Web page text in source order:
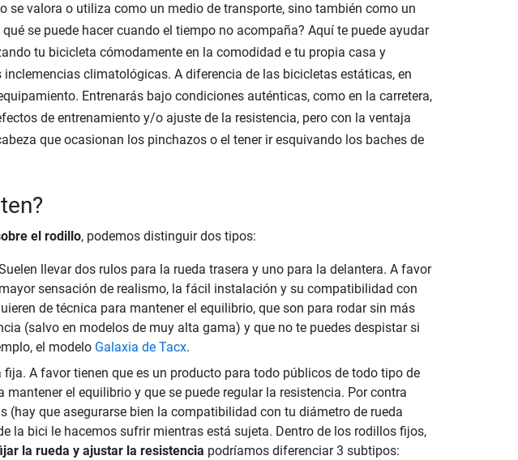
se valora o utiliza como un medio de transporte, sino también como un
se puede hacer cuando el tiempo no acompaña? Aquí te puede ayudar
tu bicicleta cómodamente en la comodidad e tu propia casa y
climatológicas. A diferencia de las bicicletas estáticas, en
Entrenarás bajo condiciones auténticas, como en la carretera,
de entrenamiento y/o ajuste de la resistencia, pero con la ventaja
que ocasionan los pinchazos o el tener ir esquivando los baches de
el rodillo, podemos distinguir dos tipos:
llevar dos rulos para la rueda trasera y uno para la delantera. A favor
sensación de realismo, la fácil instalación y su compatibilidad con
de técnica para mantener el equilibrio, que son para rodar sin más
(salvo en modelos de muy alta gama) y que no te puedes despistar si
el modelo Galaxia de Tacx.
fija. A favor tienen que es un producto para todo públicos de todo tipo de
mantener el equilibrio y que se puede regular la resistencia. Por contra
(hay que asegurarse bien la compatibilidad con tu diámetro de rueda
la bici le hacemos sufrir mientras está sujeta. Dentro de los rodillos fijos,
la rueda y ajustar la resistencia podríamos diferenciar 3 subtipos: